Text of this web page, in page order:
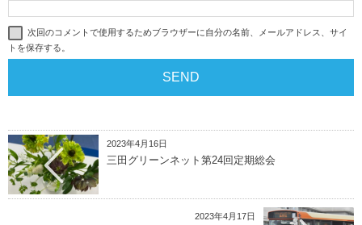
次回のコメントで使用するためブラウザーに自分の名前、メールアドレス、サイ
トを保存する。
2023年4月16日
三田グリーンネット第24回定期総会
2023年4月17日